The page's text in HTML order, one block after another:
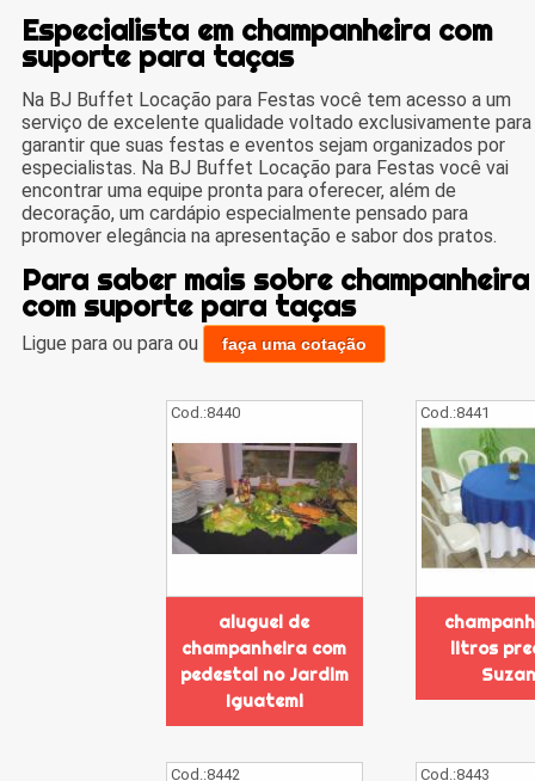
Especialista em champanheira com
suporte para taças
Na BJ Buffet Locação para Festas você tem acesso a um
serviço de excelente qualidade voltado exclusivamente para
garantir que suas festas e eventos sejam organizados por
especialistas. Na BJ Buffet Locação para Festas você vai
encontrar uma equipe pronta para oferecer, além de
decoração, um cardápio especialmente pensado para
promover elegância na apresentação e sabor dos pratos.
Para saber mais sobre champanheira
com suporte para taças
Ligue para ou para ou faça uma cotação
Cod.:8440
aluguel de
champanheira com
pedestal no Jardim
Iguatemi
Cod.:8441
litros
Cod.:8442 Cod.:8443